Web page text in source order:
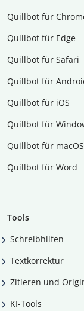
Quillbot für
Quillbot für Edge
Quillbot für Safari
Quillbot für
Quillbot für iOS
Quillbot für
Quillbot für macOS
Quillbot für Word
Tools
Schreibhilfen
Textkorrektur
Zitieren und
KI-Tools